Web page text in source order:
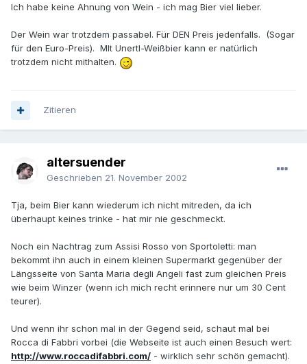
Ich habe keine Ahnung von Wein - ich mag Bier viel lieber.
Der Wein war trotzdem passabel. Für DEN Preis jedenfalls. (Sogar
für den Euro-Preis). MIt Unertl-Weißbier kann er natürlich
trotzdem nicht mithalten.
Zitieren
altersuender
Geschrieben 21. November 2002
Tja, beim Bier kann wiederum ich nicht mitreden, da ich
überhaupt keines trinke - hat mir nie geschmeckt.
Noch ein Nachtrag zum Assisi Rosso von Sportoletti: man
bekommt ihn auch in einem kleinen Supermarkt gegenüber der
Längsseite von Santa Maria degli Angeli fast zum gleichen Preis
wie beim Winzer (wenn ich mich recht erinnere nur um 30 Cent
teurer).
Und wenn ihr schon mal in der Gegend seid, schaut mal bei
Rocca di Fabbri vorbei (die Webseite ist auch einen Besuch wert:
http://www.roccadifabbri.com/ - wirklich sehr schön gemacht).